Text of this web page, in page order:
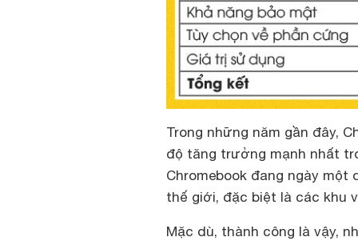
Trong những năm gần đây,
độ tăng trưởng mạnh nhất
Chromebook đang ngày
thế giới, đặc biệt là các khu
Mặc dù, thành công là vậy,